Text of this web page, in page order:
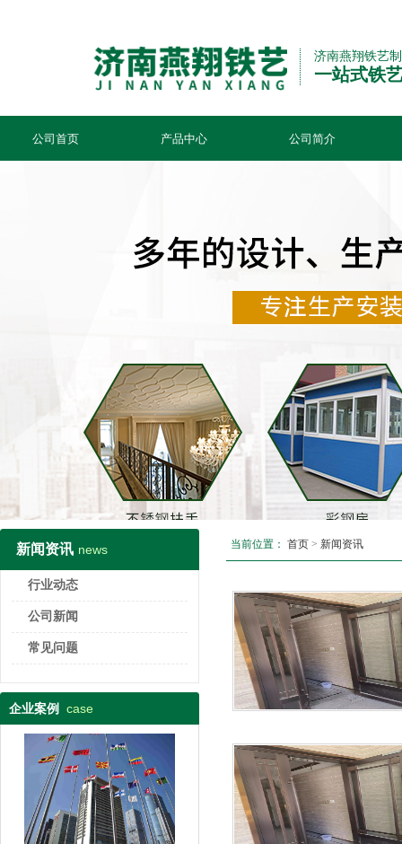
济南燕翔铁艺
一站式铁
公司首页 产品中心 公司简介
新闻资讯 news
行业动态
公司新闻
常见问题
企业案例 case
当前位置： 首页 > 新闻资讯